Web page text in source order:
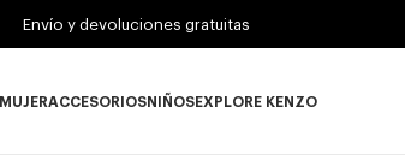
Envío y devoluciones gratuitas
MUJERACCESORIOSNIÑOSEXPLORE KENZO